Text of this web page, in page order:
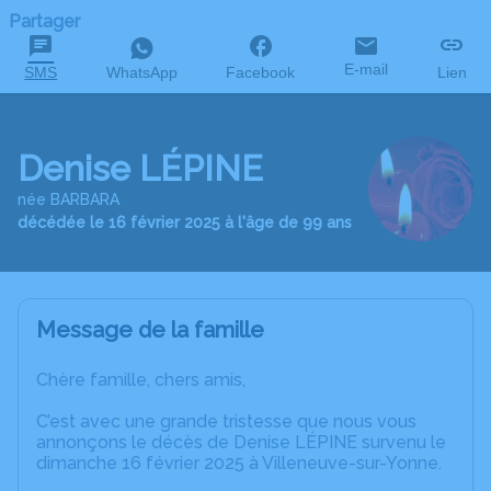
Partager
SMS WhatsApp Facebook E-mail Lien
Denise LÉPINE
née BARBARA
décédée le 16 février 2025 à l'âge de 99 ans
Message de la famille
Chère famille, chers amis,
C’est avec une grande tristesse que nous vous
annonçons le décès de Denise LÉPINE survenu le
dimanche 16 février 2025 à Villeneuve-sur-Yonne.